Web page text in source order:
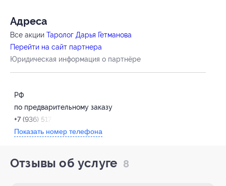
Адресa
Все акции Таролог Дарья Гетманова
Перейти на сайт партнера
Юридическая информация о партнёре
РФ
по предварительному заказу
+7 (936) 517-04-91
Показать номер телефона
Отзывы об услуге 8